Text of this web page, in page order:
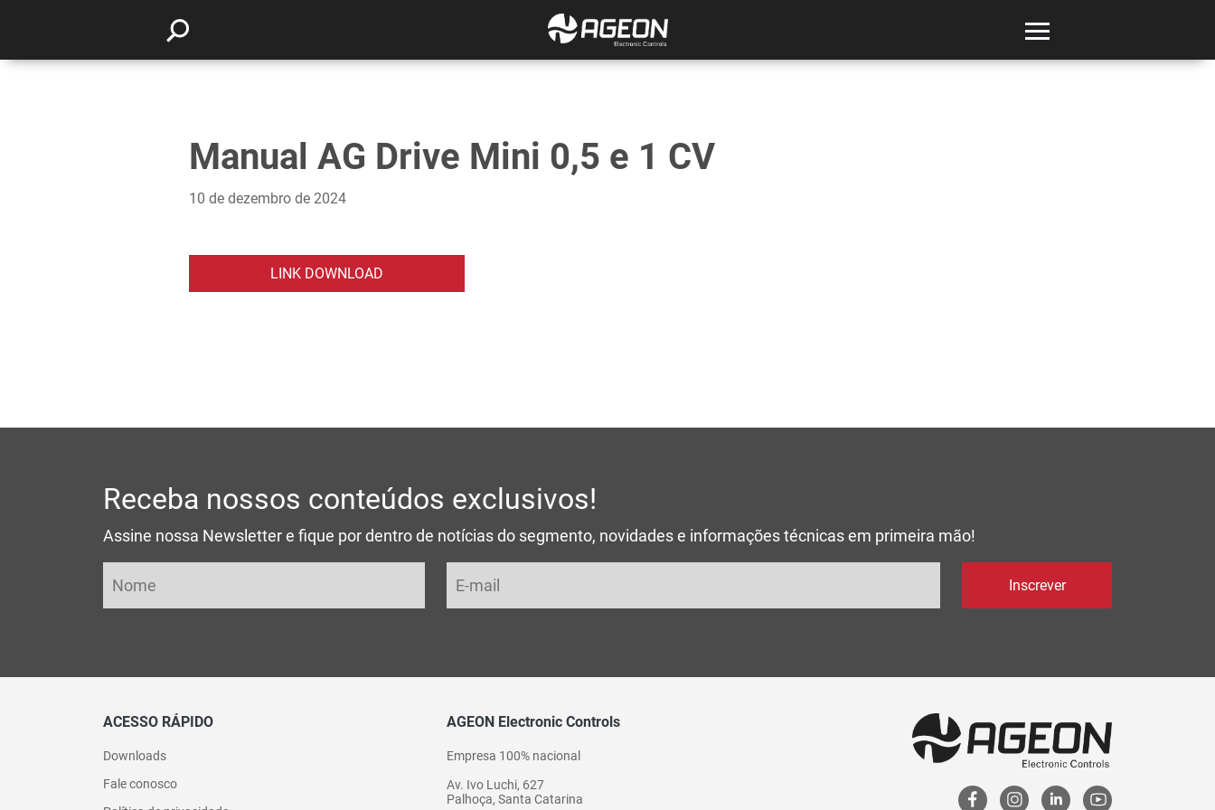
Manual AG Drive Mini 0,5 e 1 CV
10 de dezembro de 2024
LINK DOWNLOAD
Receba nossos conteúdos exclusivos!
Assine nossa Newsletter e fique por dentro de notícias do segmento, novidades e informações técnicas em primeira mão!
ACESSO RÁPIDO
Downloads
Fale conosco
AGEON Electronic Controls
Empresa 100% nacional
Av. Ivo Luchi, 627
Palhoça, Santa Catarina